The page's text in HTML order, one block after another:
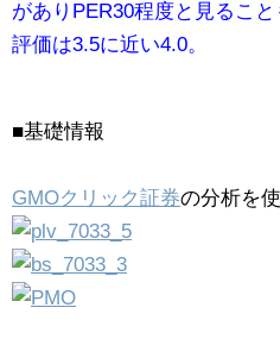
がありPER30程度と見るこ
評価は3.5に近い4.0。
■基礎情報
GMOクリック証券の分析を